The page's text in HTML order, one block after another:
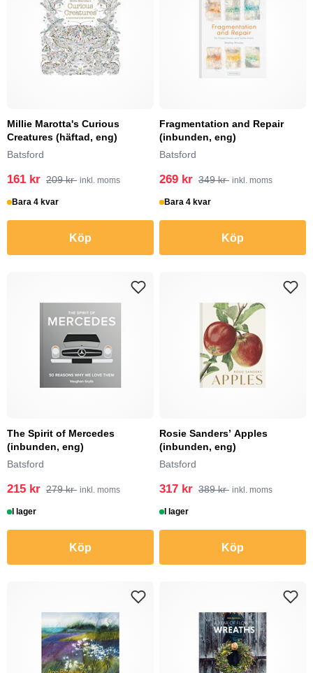
Millie Marotta's Curious
Creatures (häftad, eng)
Batsford
161 kr 209 kr inkl. moms
Bara 4 kvar
Köp
Fragmentation and Repair
(inbunden, eng)
Batsford
269 kr 349 kr inkl. moms
Bara 4 kvar
Köp
The Spirit of Mercedes
(inbunden, eng)
Batsford
215 kr 279 kr inkl. moms
I lager
Köp
Rosie Sanders’ Apples
(inbunden, eng)
Batsford
317 kr 389 kr inkl. moms
I lager
Köp